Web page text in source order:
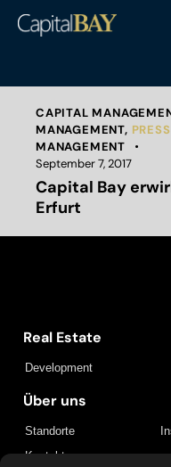
CAPITAL
MANAGEMENT,
MANAGEMENT
September 7, 2017
Capital Bay
Erfurt
Real Estate
Development
Über uns
Standorte
Kontakt